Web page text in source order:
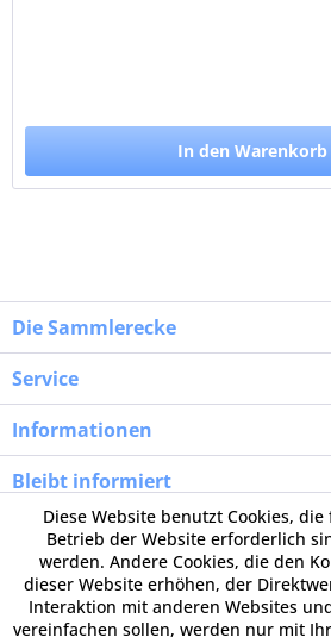
In den Warenkorb
Die Sammlerecke
Service
Informationen
Bleibt informiert
Diese Website benutzt Cookies,
Betrieb der Website erforderlich
werden. Andere Cookies, die den
dieser Website erhöhen, der
Interaktion mit anderen Websites
vereinfachen sollen, werden nur mit